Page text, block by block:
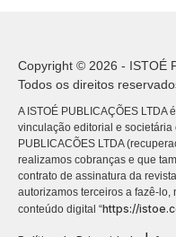
Copyright © 2026 - ISTOÉ
Todos os direitos
A ISTOÉ PUBLICAÇÕES
vinculação editorial e societária
PUBLICACÕES LTDA
realizamos cobranças e que
contrato de assinatura da
autorizamos terceiros a fazê-
conteúdo digital “https://